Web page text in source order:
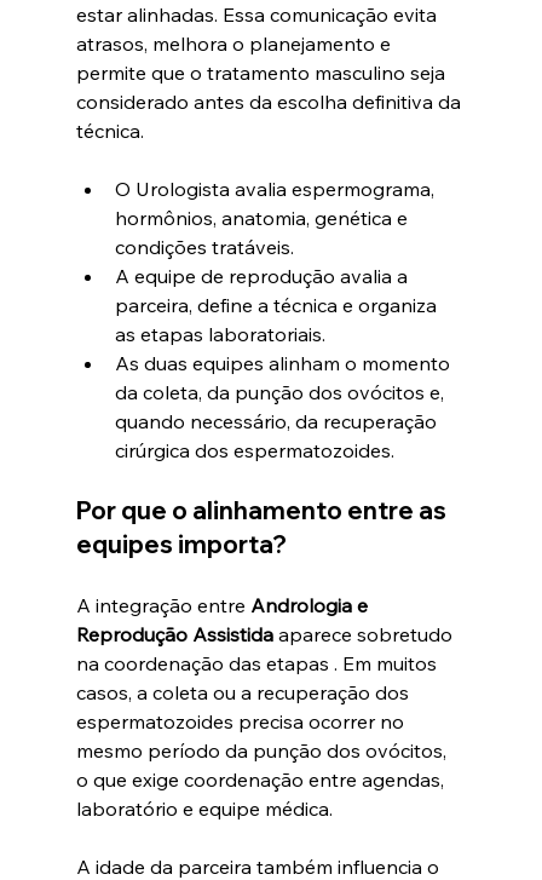
estar alinhadas. Essa comunicação evita
atrasos, melhora o planejamento e
permite que o tratamento masculino seja
considerado antes da escolha definitiva da
técnica.
O Urologista avalia espermograma,
hormônios, anatomia, genética e
condições tratáveis.
A equipe de reprodução avalia a
parceira, define a técnica e organiza
as etapas laboratoriais.
As duas equipes alinham o momento
da coleta, da punção dos ovócitos e,
quando necessário, da recuperação
cirúrgica dos espermatozoides.
Por que o alinhamento entre as
equipes importa?
A integração entre Andrologia e
Reprodução Assistida aparece sobretudo
na coordenação das etapas . Em muitos
casos, a coleta ou a recuperação dos
espermatozoides precisa ocorrer no
mesmo período da punção dos ovócitos,
o que exige coordenação entre agendas,
laboratório e equipe médica.
A idade da parceira também influencia o